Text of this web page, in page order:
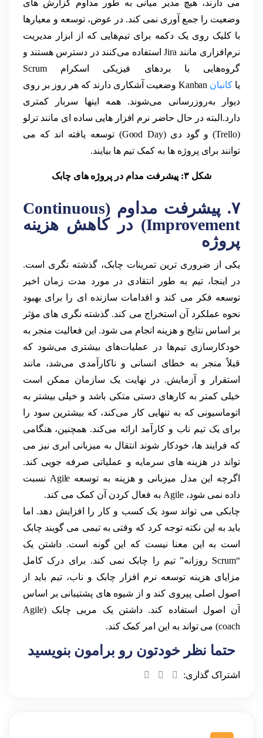
می دارند، هیچ مدیر میانی به طور مداوم گزارش های
وضعیت را جمع آوری نمی کند. در عوض، توسعه و معیارها
با کلیک روی یک دکمه برای تیم‌هایی که از ابزار مدیریت
نرم‌افزاری مانند Jira استفاده می‌کنند در دسترس هستند و
گروه‌هایی با بردهای فیزیکی اسکرام Scrum
یا کانبان
Kanban وضعیت آشکاری دارند که هر روز بر روی
دیوار به‌روزرسانی می‌شوند. همه اینها سربار کمتری
دارد.البته در حال حاضر نرم افزار هایی ساده ای مانند ترلو
(Trello) و گود دی (Good Day) توسعه یافته اند که می
توانند برای پروژه ها به کمک تیم ها بیایند.
شکل ۳: پیشرفت مدام در پروژه های چابک
۷. پیشرفت مداوم (Continuous
Improvement) در کاهش هزینه
پروژه
یکی از ضروری ترین تمرینات چابک، گذشته نگری است.
در اینجا، تیم به طور انتقادی در مورد مدت زمان اخیر
توسعه فکر می کند و اقدامات سازنده ای را برای بهبود
نحوه عملکرد آن استخراج می کند. گذشته نگری های مؤثر
بر اساس نتایج و هزینه انجام می شود. این فعالیت منجر به
خودکارسازی تیم‌ها در عملیات‌های بیشتری می‌شود که
قبلاً منجر به خطای انسانی و ناکارآمدی می‌شد، مانند
استقرار و آزمایش. در نهایت یک سازمان ممکن است
خیلی کمتر به کارهای دستی متکی باشد و خیلی بیشتر به
اتوماسیونی که به تنهایی کار می‌کند، که بیشترین سود را
برای یک تیم ناب و کارآمد ارائه می‌کند. همچنین، هنگامی
که فرایند ها، خودکار شوند انتقال به میزبانی ابری نیز می
تواند در هزینه های سرمایه و عملیاتی صرفه جویی کند.
اگرچه این مدل میزبانی و هزینه به توسعه Agile نسبت
داده نمی شود، Agile به فعال کردن آن کمک می کند.
چابکی می تواند سود یک کسب و کار را افزایش دهد. اما
باید به این نکته توجه کرد که وقتی به تیمی می گویند چابک
است به این معنا نیست که این گونه است. داشتن یک
“Scrum روزانه” تیم را چابک نمی کند. برای درک کامل
مزایای هزینه توسعه نرم افزار چابک و ناب، تیم باید از
اصول اصلی پیروی کند و از شیوه های پشتیبانی بر اساس
آن اصول استفاده کند. داشتن یک مربی چابک (Agile
coach) می تواند به این امر کمک کند.
حتما نظر خودتون رو برامون بنویسید
اشتراک گذاری: